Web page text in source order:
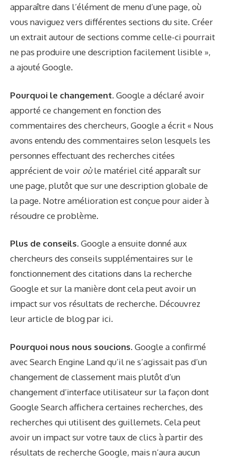
apparaître dans l’élément de menu d’une page, où
vous naviguez vers différentes sections du site. Créer
un extrait autour de sections comme celle-ci pourrait
ne pas produire une description facilement lisible »,
a ajouté Google.
Pourquoi le changement. Google a déclaré avoir
apporté ce changement en fonction des
commentaires des chercheurs, Google a écrit « Nous
avons entendu des commentaires selon lesquels les
personnes effectuant des recherches citées
apprécient de voir oùle matériel cité apparaît sur
une page, plutôt que sur une description globale de
la page. Notre amélioration est conçue pour aider à
résoudre ce problème.
Plus de conseils. Google a ensuite donné aux
chercheurs des conseils supplémentaires sur le
fonctionnement des citations dans la recherche
Google et sur la manière dont cela peut avoir un
impact sur vos résultats de recherche. Découvrez
leur article de blogpar ici.
Pourquoi nous nous soucions. Google a confirmé
avec Search Engine Land qu’il ne s’agissait pas d’un
changement de classement mais plutôt d’un
changement d’interface utilisateur sur la façon dont
Google Search affichera certaines recherches, des
recherches qui utilisent des guillemets. Cela peut
avoir un impact sur votre taux de clics à partir des
résultats de recherche Google, mais n’aura aucun